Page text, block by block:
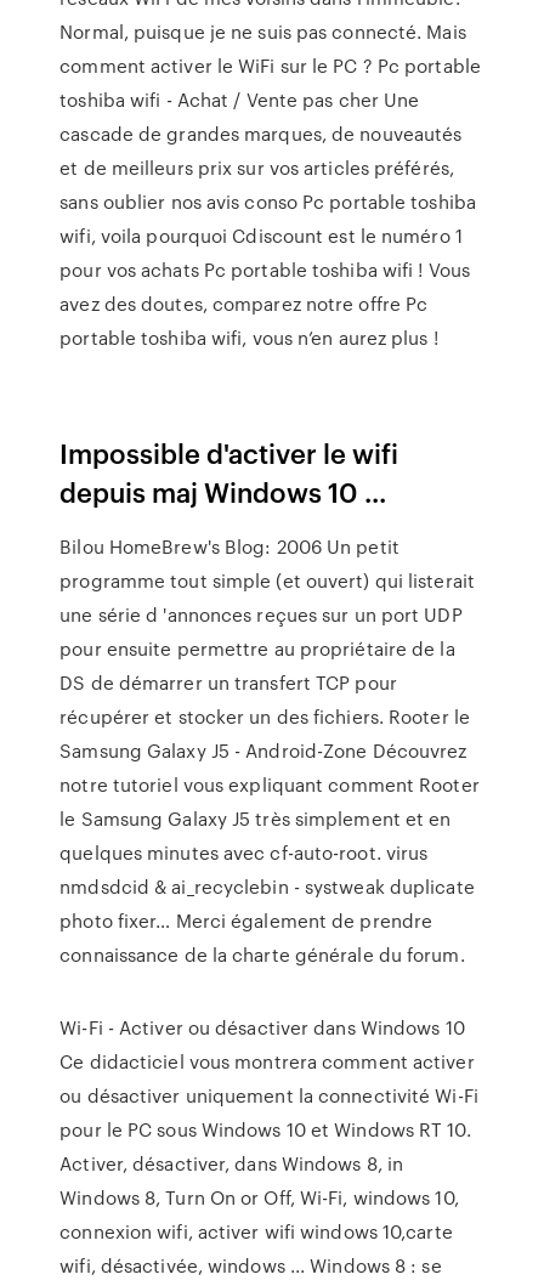
Normal, puisque je ne suis pas connecté. Mais
comment activer le WiFi sur le PC ? Pc portable
toshiba wifi - Achat / Vente pas cher Une
cascade de grandes marques, de nouveautés
et de meilleurs prix sur vos articles préférés,
sans oublier nos avis conso Pc portable toshiba
wifi, voila pourquoi Cdiscount est le numéro 1
pour vos achats Pc portable toshiba wifi ! Vous
avez des doutes, comparez notre offre Pc
portable toshiba wifi, vous n’en aurez plus !
Impossible d'activer le wifi
depuis maj Windows 10 ...
Bilou HomeBrew's Blog: 2006Un petit
programme tout simple (et ouvert) qui listerait
une série d 'annonces reçues sur un port UDP
pour ensuite permettre au propriétaire de la
DS de démarrer un transfert TCP pour
récupérer et stocker un des fichiers. Rooter le
Samsung Galaxy J5 - Android-Zone Découvrez
notre tutoriel vous expliquant comment Rooter
le Samsung Galaxy J5 très simplement et en
quelques minutes avec cf-auto-root. virus
nmdsdcid & ai_recyclebin - systweak duplicate
photo fixer… Merci également de prendre
connaissance de la charte générale du forum.
Wi-Fi - Activer ou désactiver dans Windows 10
Ce didacticiel vous montrera comment activer
ou désactiver uniquement la connectivité Wi-Fi
pour le PC sous Windows 10 et Windows RT 10.
Activer, désactiver, dans Windows 8, in
Windows 8, Turn On or Off, Wi-Fi, windows 10,
connexion wifi, activer wifi windows 10,carte
wifi, désactivée, windows ... Windows 8 : se